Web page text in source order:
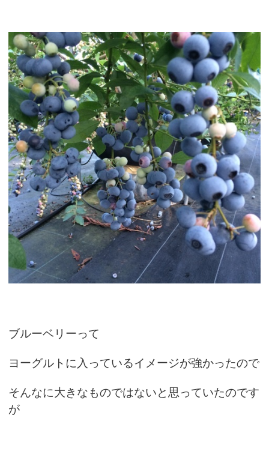
ブルーベリーって
ヨーグルトに入っているイメージが強かったので
そんなに大きなものではないと思っていたのです
が